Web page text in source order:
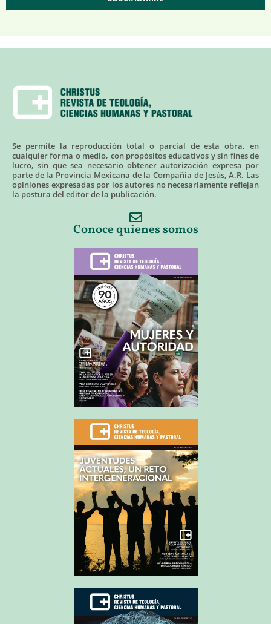
Se permite la reproducción total o parcial de esta obra, en
cualquier forma o medio, con propósitos educativos y sin fines de
lucro, sin que sea necesario obtener autorización expresa por
parte de la Provincia Mexicana de la Compañía de Jesús, A.R. Las
opiniones expresadas por los autores no necesariamente reflejan
la postura del editor de la publicación.
Conoce quienes somos